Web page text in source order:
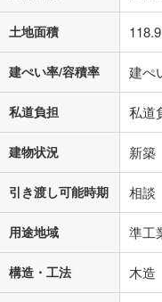
土地面積
建ぺい率/容積率 建ぺ
私道負担 私道
建物状況 新築
引き渡し可能時期 相談
用途地域 準工
構造・工法 木造